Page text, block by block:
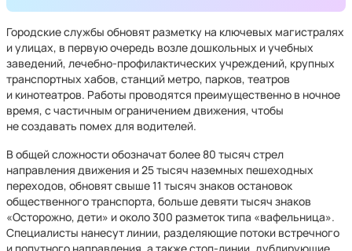
Городские службы обновят разметку на ключевых магистралях
и улицах, в первую очередь возле дошкольных и учебных
заведений, лечебно-профилактических учреждений, крупных
транспортных хабов, станций метро, парков, театров
и кинотеатров. Работы проводятся преимущественно в ночное
время, с частичным ограничением движения, чтобы
не создавать помех для водителей.
В общей сложности обозначат более 80 тысяч стрел
направления движения и 25 тысяч наземных пешеходных
переходов, обновят свыше 11 тысяч знаков остановок
общественного транспорта, больше девяти тысяч знаков
«Осторожно, дети» и около 300 разметок типа «вафельница».
Специалисты нанесут линии, разделяющие потоки встречного